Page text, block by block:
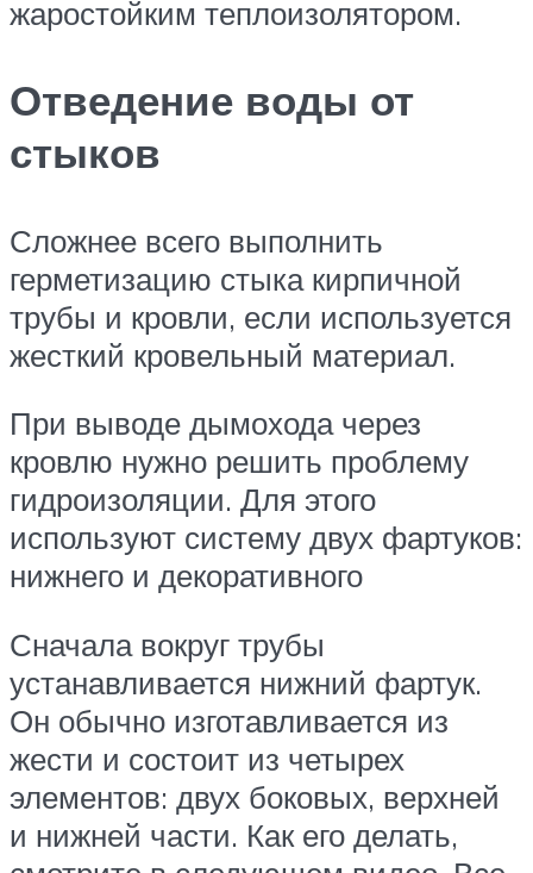
жаростойким теплоизолятором.
Отведение воды от
стыков
Сложнее всего выполнить
герметизацию стыка кирпичной
трубы и кровли, если используется
жесткий кровельный материал.
При выводе дымохода через
кровлю нужно решить проблему
гидроизоляции. Для этого
используют систему двух фартуков:
нижнего и декоративного
Сначала вокруг трубы
устанавливается нижний фартук.
Он обычно изготавливается из
жести и состоит из четырех
элементов: двух боковых, верхней
и нижней части. Как его делать,